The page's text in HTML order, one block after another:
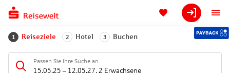
1 Reiseziele 2 Hotel 3 Buchen
Passen Sie Ihre Suche an
15.05.25 – 12.05.27, 2 Erwachsene